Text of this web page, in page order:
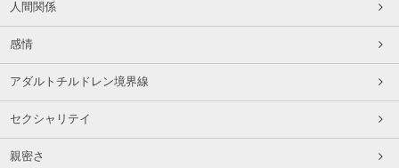
人間関係
感情
アダルトチルドレン境界線
セクシャリテイ
親密さ